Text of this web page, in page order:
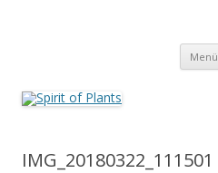
Menü
IMG_20180322_111501